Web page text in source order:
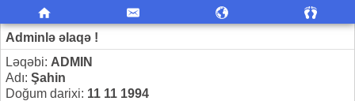
Adminlə əlaqə !
Ləqəbi: ADMIN
Adı: Şahin
Doğum darixi: 11 11 1994